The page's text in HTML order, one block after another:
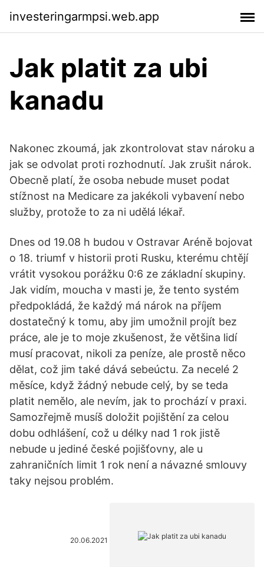
investeringarmpsi.web.app
Jak platit za ubi
kanadu
Nakonec zkoumá, jak zkontrolovat stav nároku a
jak se odvolat proti rozhodnutí. Jak zrušit nárok.
Obecně platí, že osoba nebude muset podat
stížnost na Medicare za jakékoli vybavení nebo
služby, protože to za ni udělá lékař.
Dnes od 19.08 h budou v Ostravar Aréně bojovat
o 18. triumf v historii proti Rusku, kterému chtějí
vrátit vysokou porážku 0:6 ze základní skupiny.
Jak vidím, moucha v masti je, že tento systém
předpokládá, že každý má nárok na příjem
dostatečný k tomu, aby jim umožnil projít bez
práce, ale je to moje zkušenost, že většina lidí
musí pracovat, nikoli za peníze, ale prostě něco
dělat, což jim také dává sebeúctu. Za necelé 2
měsíce, když žádný nebude celý, by se teda
platit nemělo, ale nevím, jak to prochází v praxi.
Samozřejmě musíš doložit pojištění za celou
dobu odhlášení, což u délky nad 1 rok jistě
nebude u jediné české pojišťovny, ale u
zahraničních limit 1 rok není a návazné smlouvy
taky nejsou problém.
20.06.2021